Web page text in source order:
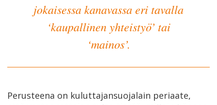
jokaisessa kanavassa eri tavalla
‘kaupallinen yhteistyö’ tai
‘mainos’.
Perusteena on kuluttajansuojalain periaate,